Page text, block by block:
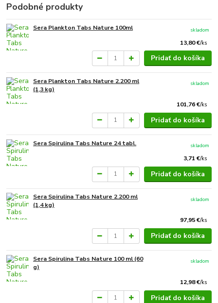
Podobné produkty
Sera Plankton Tabs Nature 100ml
13,80 €/ks
skladom
Pridať do košíka
Sera Plankton Tabs Nature 2.200 ml
(1,3 kg)
101,76 €/ks
skladom
Pridať do košíka
Sera Spirulina Tabs Nature 24 tabl.
3,71 €/ks
skladom
Pridať do košíka
Sera Spirulina Tabs Nature 2.200 ml
(1,4 kg)
97,95 €/ks
skladom
Pridať do košíka
Sera Spirulina Tabs Nature 100 ml (60
g)
12,98 €/ks
skladom
Pridať do košíka